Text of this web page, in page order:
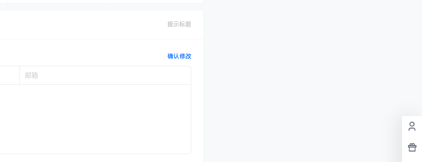
提示标题
确认修改